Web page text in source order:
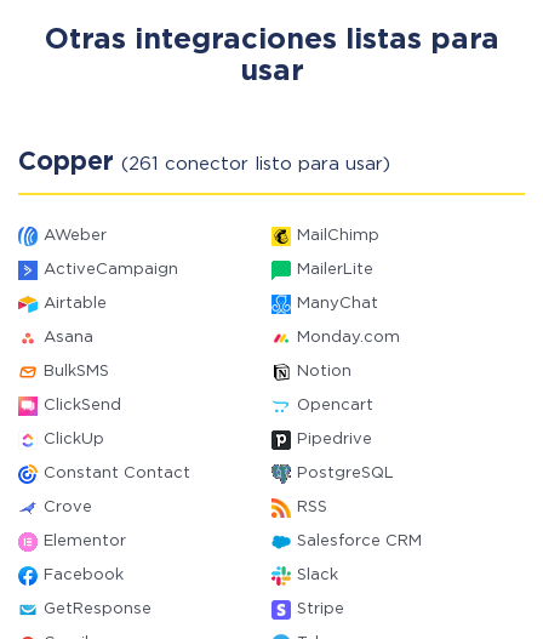
Otras integraciones listas para
usar
Copper (261 conector listo para usar)
AWeber MailChimp
ActiveCampaign MailerLite
Airtable ManyChat
Asana Monday.com
BulkSMS Notion
ClickSend Opencart
ClickUp Pipedrive
Constant Contact PostgreSQL
Crove RSS
Elementor Salesforce CRM
Facebook Slack
GetResponse Stripe